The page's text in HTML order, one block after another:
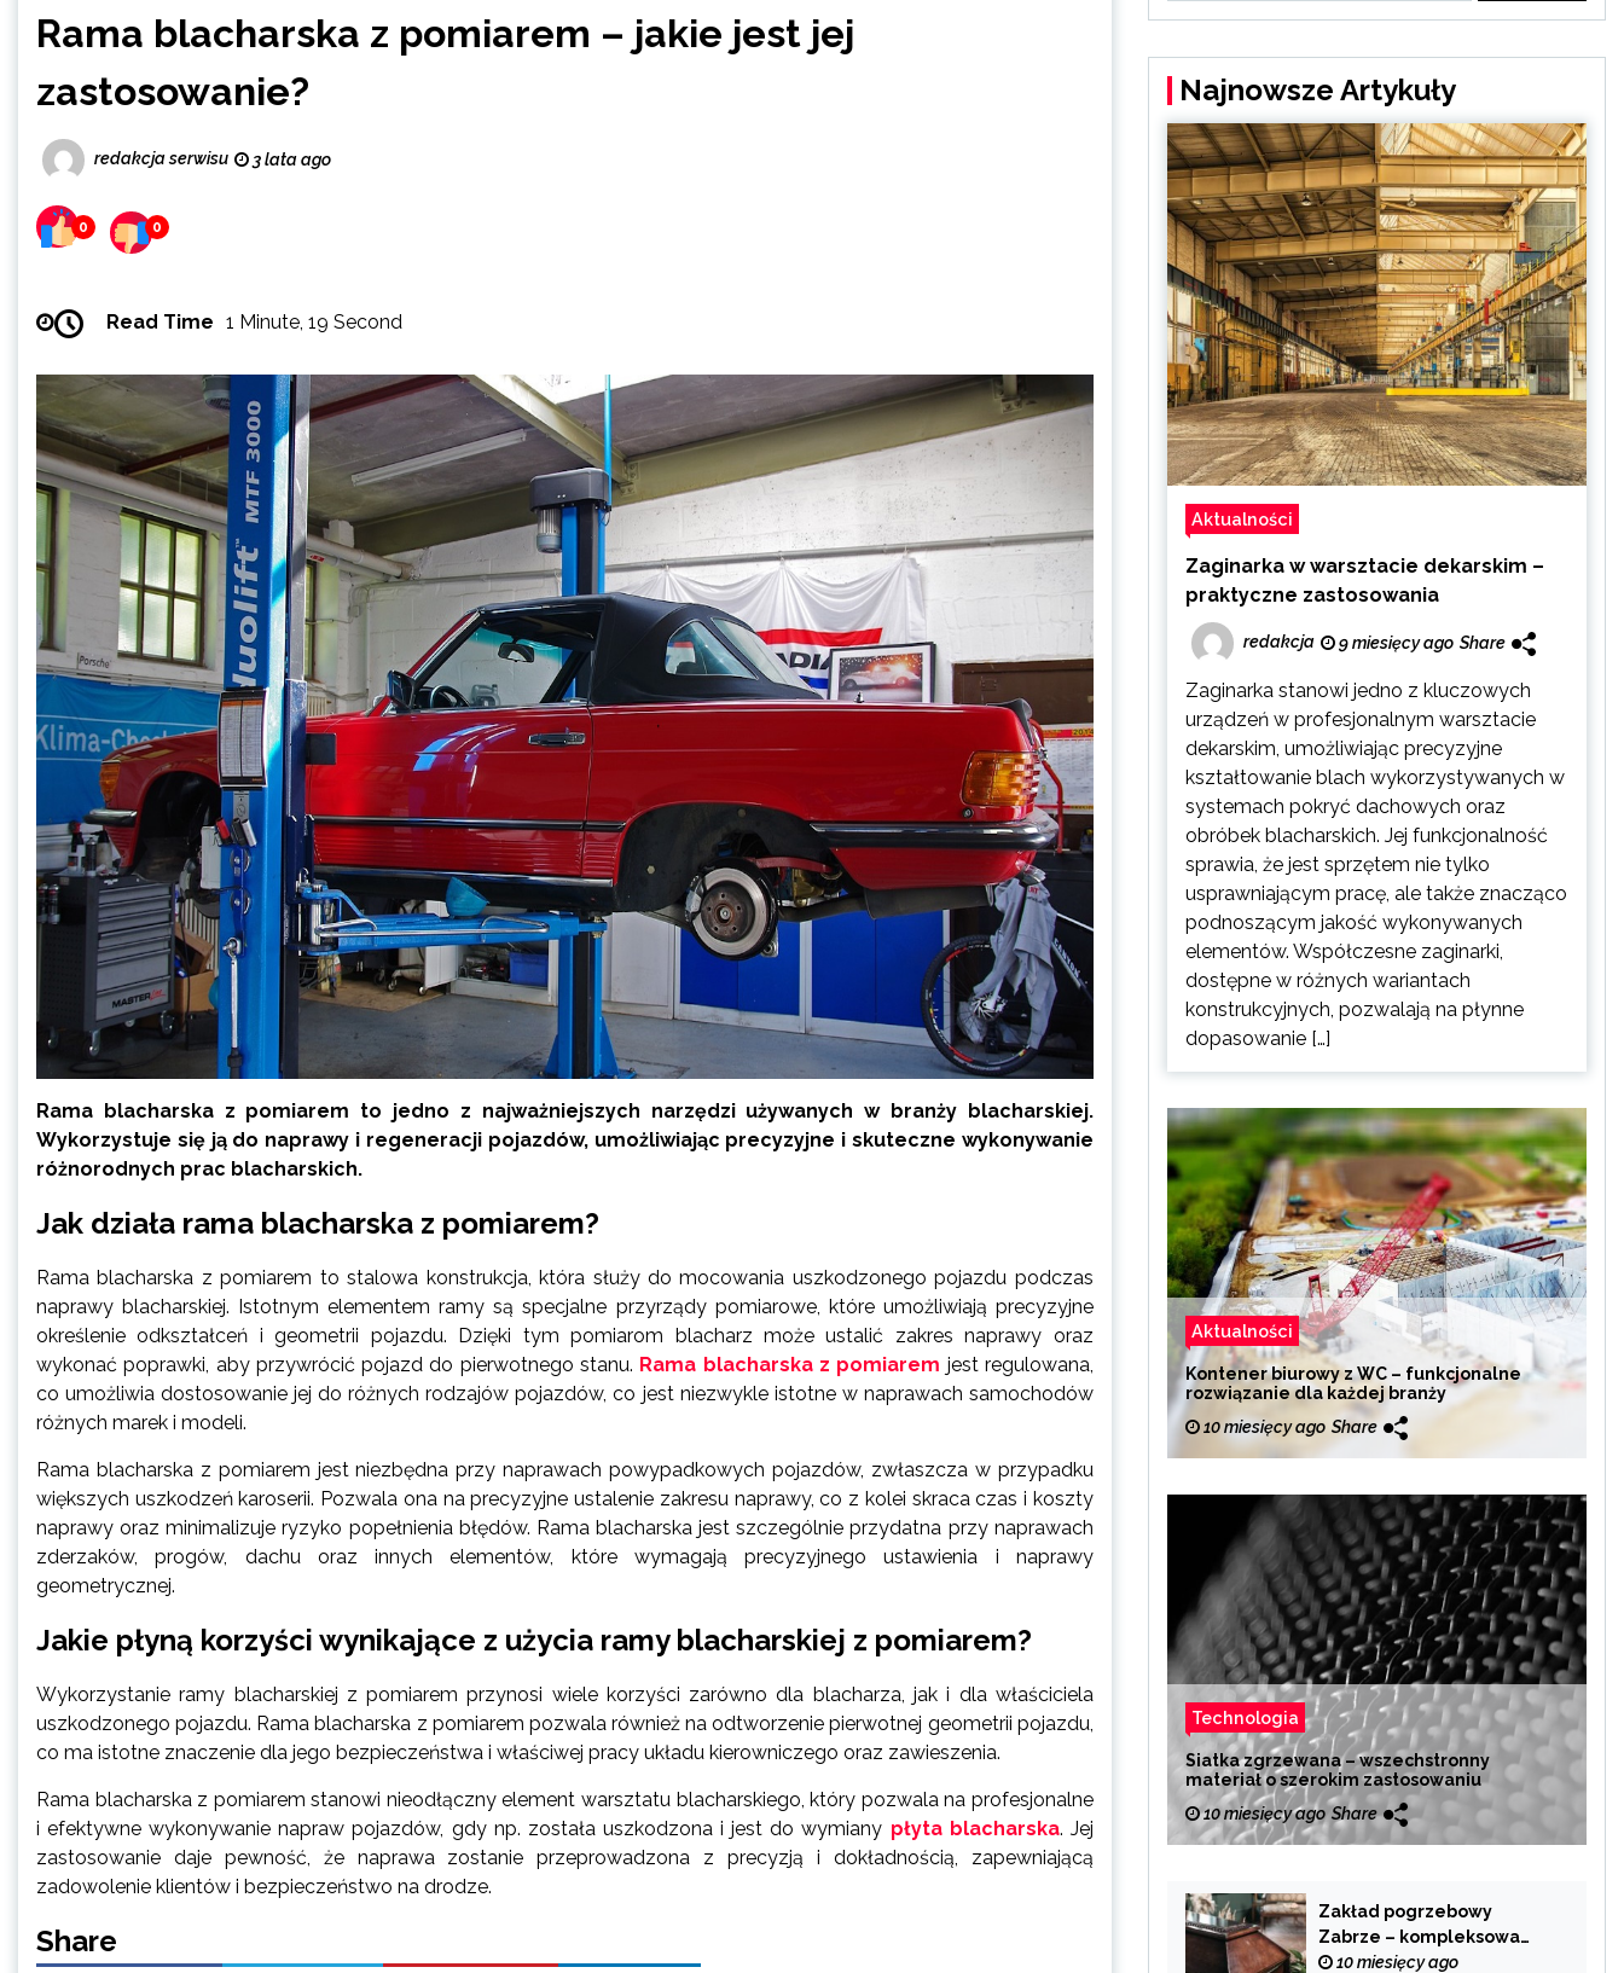
Rama blacharska z pomiarem – jakie jest jej
zastosowanie?
redakcja serwisu 3 lata ago
0 0
Read Time 1 Minute, 19 Second
Rama blacharska z pomiarem to jedno z najważniejszych narzędzi używanych w branży blacharskiej.
Wykorzystuje się ją do naprawy i regeneracji pojazdów, umożliwiając precyzyjne i skuteczne wykonywanie
różnorodnych prac blacharskich.
Jak działa rama blacharska z pomiarem?
Rama blacharska z pomiarem to stalowa konstrukcja, która służy do mocowania uszkodzonego pojazdu podczas
naprawy blacharskiej. Istotnym elementem ramy są specjalne przyrządy pomiarowe, które umożliwiają precyzyjne
określenie odkształceń i geometrii pojazdu. Dzięki tym pomiarom blacharz może ustalić zakres naprawy oraz
wykonać poprawki, aby przywrócić pojazd do pierwotnego stanu. Rama blacharska z pomiarem jest regulowana,
co umożliwia dostosowanie jej do różnych rodzajów pojazdów, co jest niezwykle istotne w naprawach samochodów
różnych marek i modeli.
Rama blacharska z pomiarem jest niezbędna przy naprawach powypadkowych pojazdów, zwłaszcza w przypadku
większych uszkodzeń karoserii. Pozwala ona na precyzyjne ustalenie zakresu naprawy, co z kolei skraca czas i koszty
naprawy oraz minimalizuje ryzyko popełnienia błędów. Rama blacharska jest szczególnie przydatna przy naprawach
zderzaków, progów, dachu oraz innych elementów, które wymagają precyzyjnego ustawienia i naprawy
geometrycznej.
Jakie płyną korzyści wynikające z użycia ramy blacharskiej z pomiarem?
Wykorzystanie ramy blacharskiej z pomiarem przynosi wiele korzyści zarówno dla blacharza, jak i dla właściciela
uszkodzonego pojazdu. Rama blacharska z pomiarem pozwala również na odtworzenie pierwotnej geometrii pojazdu,
co ma istotne znaczenie dla jego bezpieczeństwa i właściwej pracy układu kierowniczego oraz zawieszenia.
Rama blacharska z pomiarem stanowi nieodłączny element warsztatu blacharskiego, który pozwala na profesjonalne
i efektywne wykonywanie napraw pojazdów, gdy np. została uszkodzona i jest do wymiany płyta blacharska. Jej
zastosowanie daje pewność, że naprawa zostanie przeprowadzona z precyzją i dokładnością, zapewniającą
zadowolenie klientów i bezpieczeństwo na drodze.
Share
Najnowsze Artykuły
Aktualności
Zaginarka w warsztacie dekarskim –
praktyczne zastosowania
redakcja 9 miesięcy ago Share
Zaginarka stanowi jedno z kluczowych
urządzeń w profesjonalnym warsztacie
dekarskim, umożliwiając precyzyjne
kształtowanie blach wykorzystywanych w
systemach pokryć dachowych oraz
obróbek blacharskich. Jej funkcjonalność
sprawia, że jest sprzętem nie tylko
usprawniającym pracę, ale także znacząco
podnoszącym jakość wykonywanych
elementów. Współczesne zaginarki,
dostępne w różnych wariantach
konstrukcyjnych, pozwalają na płynne
dopasowanie […]
Aktualności
Kontener biurowy z WC – funkcjonalne
rozwiązanie dla każdej branży
10 miesięcy ago Share
Technologia
Siatka zgrzewana – wszechstronny
materiał o szerokim zastosowaniu
10 miesięcy ago Share
Zakład pogrzebowy
Zabrze – kompleksowa
pomoc w trudnych
10 miesięcy ago